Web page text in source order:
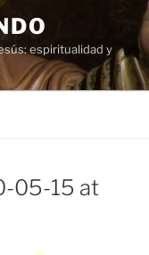
espiritualidad y
05-15 at